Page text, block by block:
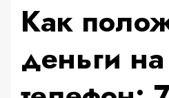
Как
деньги на